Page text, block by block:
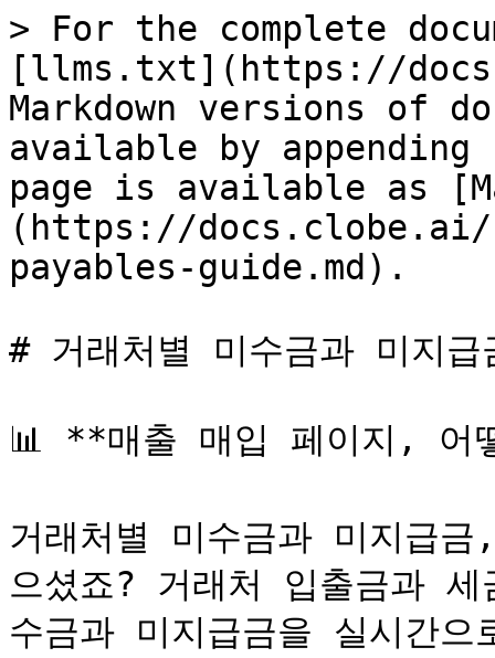
> For the complete
[llms.txt](https://
Markdown versions of
available by
page is available as
(https://docs.clobe.ai/
payables-guide.md).
# 거래처별 미수금과 미지급
📊 **매출 매입 페이지, 어
거래처별 미수금과 미지급
으셨죠? 거래처 입출금과
수금과 미지급금을 실시간